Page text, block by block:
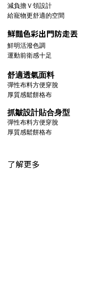
減負擔Ｖ領設計
給寵物更舒適的空間
鮮豔色彩出門防走丟
鮮明活潑色調
運動前衛感十足
舒適透氣面料
彈性布料方便穿脫
厚質感鬆餅格布
抓皺設計貼合身型
彈性布料方便穿脫
厚質感鬆餅格布
了解更多